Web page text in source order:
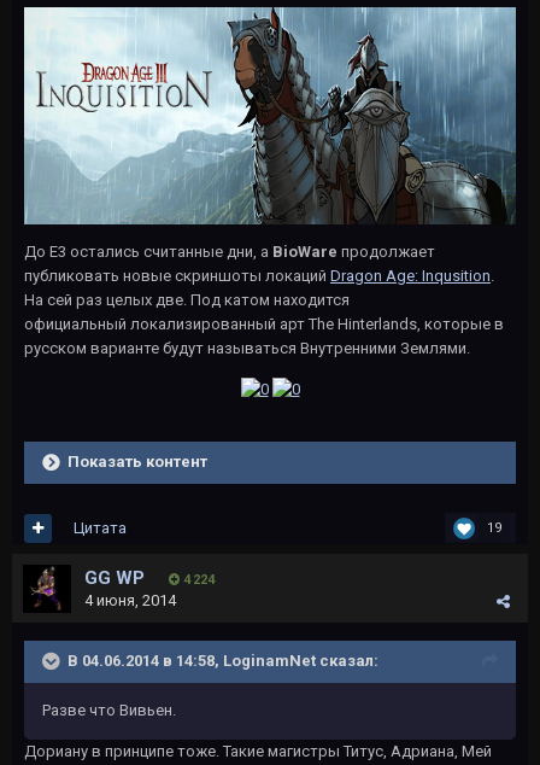
До E3 остались считанные дни, а BioWare продолжает
публиковать новые скриншоты локаций Dragon Age: Inqusition.
На сей раз целых две. Под катом находится
официальный локализированный арт The Hinterlands, которые в
русском варианте будут называться Внутренними Землями.
Показать контент
19
Цитата
GG WP 4 224
4 июня, 2014
В 04.06.2014 в 14:58, LoginamNet сказал:
Разве что Вивьен.
Дориану в принципе тоже. Такие магистры Титус, Адриана, Мей